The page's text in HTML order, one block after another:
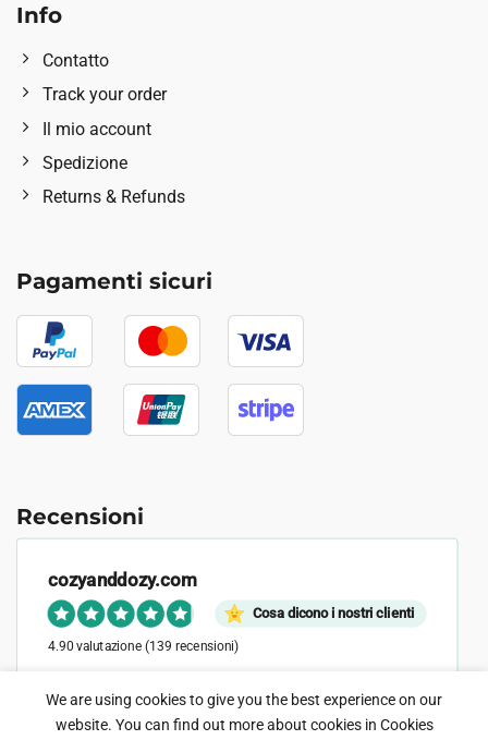
Info
Contatto
Track your order
Il mio account
Spedizione
Returns & Refunds
Pagamenti sicuri
Recensioni
cozyanddozy.com
Cosa dicono i nostri clienti
4.90 valutazione (139 recensioni)
We are using cookies to give you the best experience on our
website. You can find out more about cookies in Cookies